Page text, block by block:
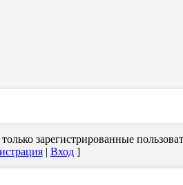
зарегистрированные
| Вход]